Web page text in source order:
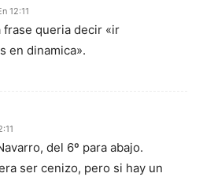
12:11
frase queria decir «ir
en dinamica».
del 6º para abajo.
ser cenizo, pero si hay un